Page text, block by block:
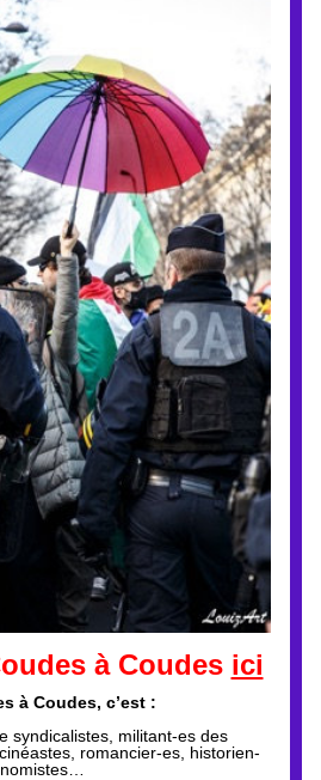
à Coudes ici
à Coudes, c’est :
syndicalistes, militant-es des
romancier-es, historien-